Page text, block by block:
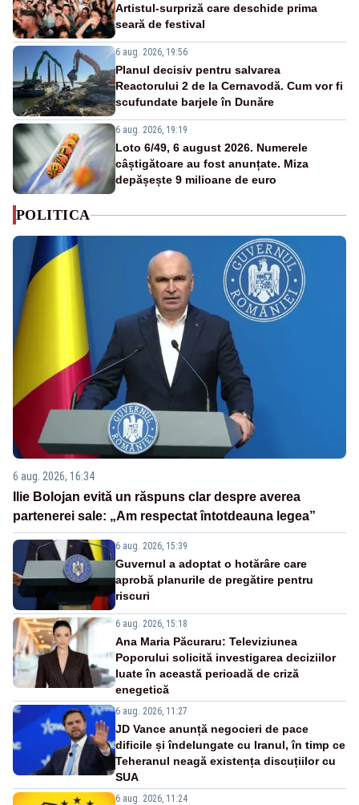
Artistul-surpriză care deschide prima
seară de festival
6 aug. 2026, 19:56
Planul decisiv pentru salvarea
Reactorului 2 de la Cernavodă. Cum vor fi
scufundate barjele în Dunăre
6 aug. 2026, 19:19
Loto 6/49, 6 august 2026. Numerele
câștigătoare au fost anunțate. Miza
depășește 9 milioane de euro
POLITICA
6 aug. 2026, 16:34
Ilie Bolojan evită un răspuns clar despre averea
partenerei sale: „Am respectat întotdeauna legea”
6 aug. 2026, 15:39
Guvernul a adoptat o hotărâre care
aprobă planurile de pregătire pentru
riscuri
6 aug. 2026, 15:18
Ana Maria Păcuraru: Televiziunea
Poporului solicită investigarea deciziilor
luate în această perioadă de criză
enegetică
6 aug. 2026, 11:27
JD Vance anunță negocieri de pace
dificile și îndelungate cu Iranul, în timp ce
Teheranul neagă existența discuțiilor cu
SUA
6 aug. 2026, 11:24